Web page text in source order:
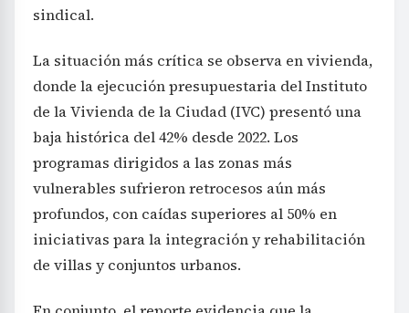
sindical.
La situación más crítica se observa en vivienda,
donde la ejecución presupuestaria del Instituto
de la Vivienda de la Ciudad (IVC) presentó una
baja histórica del 42% desde 2022. Los
programas dirigidos a las zonas más
vulnerables sufrieron retrocesos aún más
profundos, con caídas superiores al 50% en
iniciativas para la integración y rehabilitación
de villas y conjuntos urbanos.